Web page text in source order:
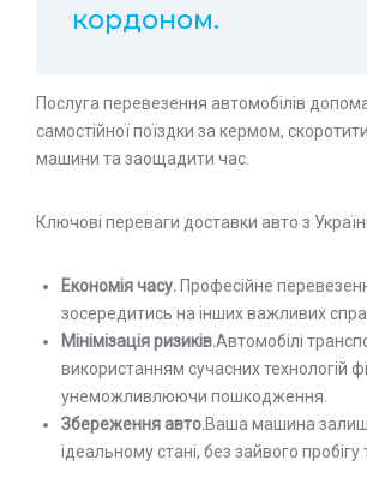
кордоном.
Послуга перевезення автомобілів
самостійної поїздки за кермом,
машини та заощадити час.
Ключові переваги доставки авто з
Економія часу. Професійне
зосередитись на інших важливих
Мінімізація ризиків.Автомобілі
використанням сучасних технологій
унеможливлюючи пошкодження.
Збереження авто.Ваша машина
ідеальному стані, без зайвого